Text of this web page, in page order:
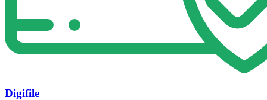
Digifile